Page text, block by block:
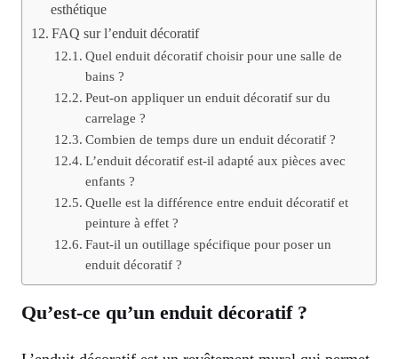
esthétique
FAQ sur l’enduit décoratif
Quel enduit décoratif choisir pour une salle de
bains ?
Peut-on appliquer un enduit décoratif sur du
carrelage ?
Combien de temps dure un enduit décoratif ?
L’enduit décoratif est-il adapté aux pièces avec
enfants ?
Quelle est la différence entre enduit décoratif et
peinture à effet ?
Faut-il un outillage spécifique pour poser un
enduit décoratif ?
Qu’est-ce qu’un enduit décoratif ?